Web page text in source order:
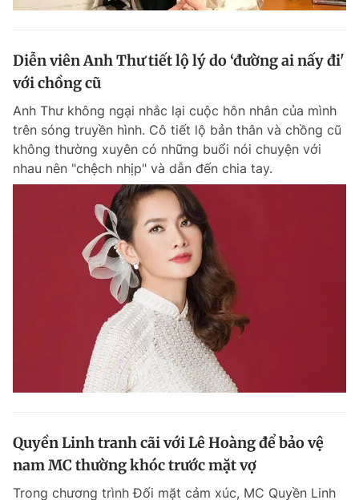
Diễn viên Anh Thư tiết lộ lý do ‘đường ai nấy đi'
với chồng cũ
Anh Thư không ngại nhắc lại cuộc hôn nhân của mình
trên sóng truyền hình. Cô tiết lộ bản thân và chồng cũ
không thường xuyên có những buổi nói chuyện với
nhau nên "chệch nhịp" và dẫn đến chia tay.
Quyền Linh tranh cãi với Lê Hoàng để bảo vệ
nam MC thường khóc trước mặt vợ
Trong chương trình Đối mặt cảm xúc, MC Quyền Linh